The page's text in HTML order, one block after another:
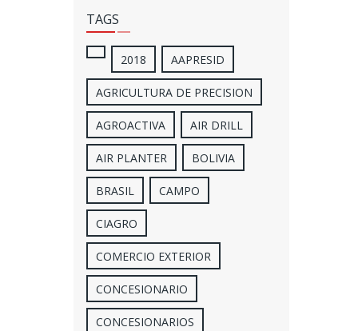
TAGS
2018 AAPRESID
AGRICULTURA DE PRECISION
AGROACTIVA AIR DRILL
AIR PLANTER BOLIVIA
BRASIL CAMPO
CIAGRO
COMERCIO EXTERIOR
CONCESIONARIO
CONCESIONARIOS